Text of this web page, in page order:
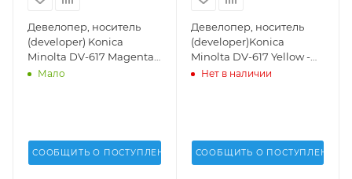
Девелопер, носитель
(developer) Konica
Minolta DV-617 Magenta -
A1U9860
Мало
СООБЩИТЬ О ПОСТУПЛЕНИИ
Девелопер, носитель
(developer)Konica
Minolta DV-617 Yellow -
A1U9760
Нет в наличии
СООБЩИТЬ О ПОСТУПЛЕНИИ